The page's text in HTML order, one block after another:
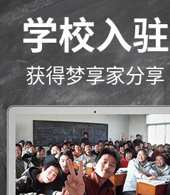
学校入驻
获得梦享家分享